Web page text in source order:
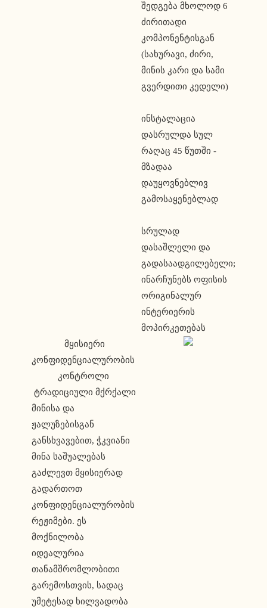
შედგება მხოლოდ 6
ძირითადი
კომპონენტისგან
(სახურავი, ძირი,
მინის კარი და სამი
გვერდითი კედელი)
ინსტალაცია
დასრულდა სულ
რაღაც 45 წუთში -
მზადაა
დაუყოვნებლივ
გამოსაყენებლად
სრულად
დასაშლელი და
გადასაადგილებელი;
ინარჩუნებს ოფისის
ორიგინალურ
ინტერიერის
მოპირკეთებას
კონფიდენციალურობის
კონტროლი
ტრადიციული მქრქალი
მინისა და
ჟალუზებისგან
განსხვავებით, ჭკვიანი
მინა საშუალებას
გაძლევთ მყისიერად
გადართოთ
კონფიდენციალურობის
რეჟიმები. ეს
მოქნილობა
იდეალურია
თანამშრომლობითი
გარემოსთვის, სადაც
უმეტესად ხილვადობა